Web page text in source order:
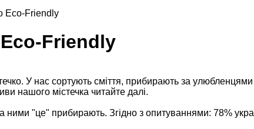
Eco-Friendly
Friendly
У нас сортують сміття, прибирають за
нашого містечка читайте далі.
ними "це" прибирають. Згідно з опитуваннями: 78%